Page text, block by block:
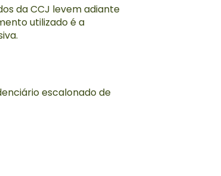
da CCJ levem adiante
utilizado é a
escalonado de